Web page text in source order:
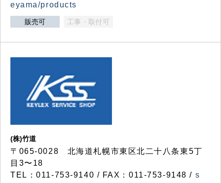
eyama/products
販売可 工事・取付可
(株)竹道
〒065-0028 北海道札幌市東区北二十八条東5丁
目3〜18
TEL：011-753-9140 / FAX：011-753-9148 / s